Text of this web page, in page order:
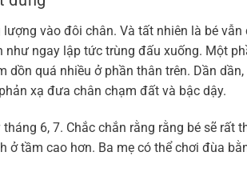
vào đôi chân. Và tất nhiên là bé
ngay lập tức trùng đấu xuống. Một
quá nhiều ở phần thân trên. Dần
xạ đưa chân chạm đất và bậc dậy.
6, 7. Chắc chắn rằng rằng bé sẽ rất
tầm cao hơn. Ba mẹ có thể chơi đùa